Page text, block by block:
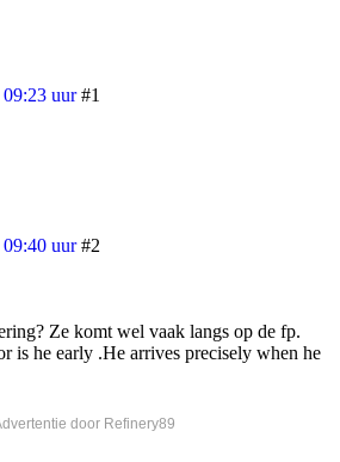
uur #1
uur #2
Ze komt wel vaak langs op de fp.
is he early .He arrives precisely when he
door Refinery89